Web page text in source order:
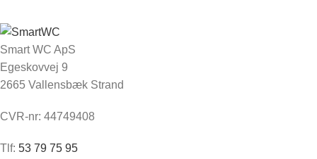
Smart WC ApS
Egeskovvej 9
2665 Vallensbæk Strand
CVR-nr: 44749408
Tlf: 53 79 75 95